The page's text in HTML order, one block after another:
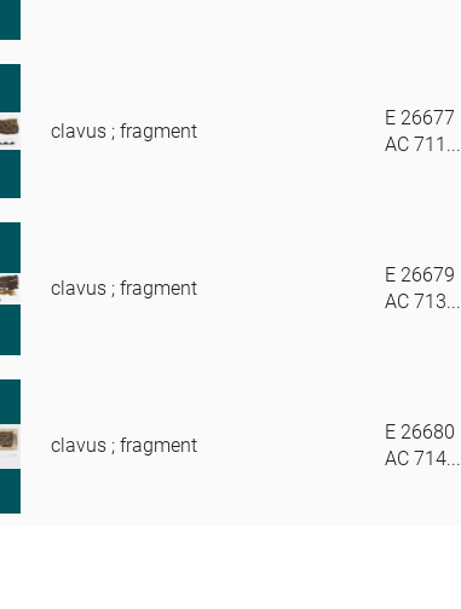
clavus ; fragment
E 26677
AC 711...
clavus ; fragment
E 26679
AC 713...
clavus ; fragment
E 26680
AC 714...